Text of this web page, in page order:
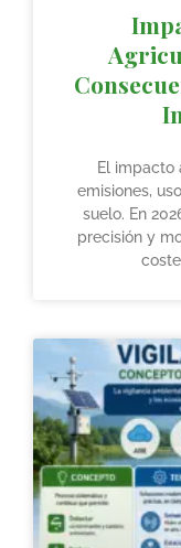
El impacto
emisiones,
suelo. En
precisión y